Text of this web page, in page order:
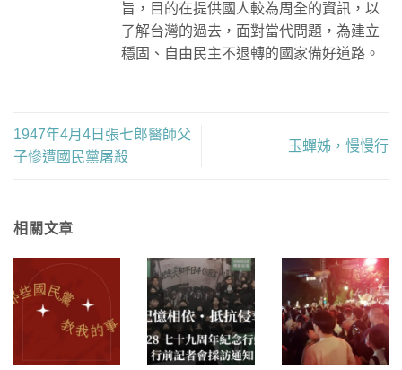
旨，目的在提供國人較為周全的資訊，以
了解台灣的過去，面對當代問題，為建立
穩固、自由民主不退轉的國家備好道路。
1947年4月4日張七郎醫師父
子慘遭國民黨屠殺
玉蟬姊，慢慢行
相關文章